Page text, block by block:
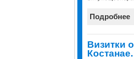
Подробнее
Визитки
Костанае.